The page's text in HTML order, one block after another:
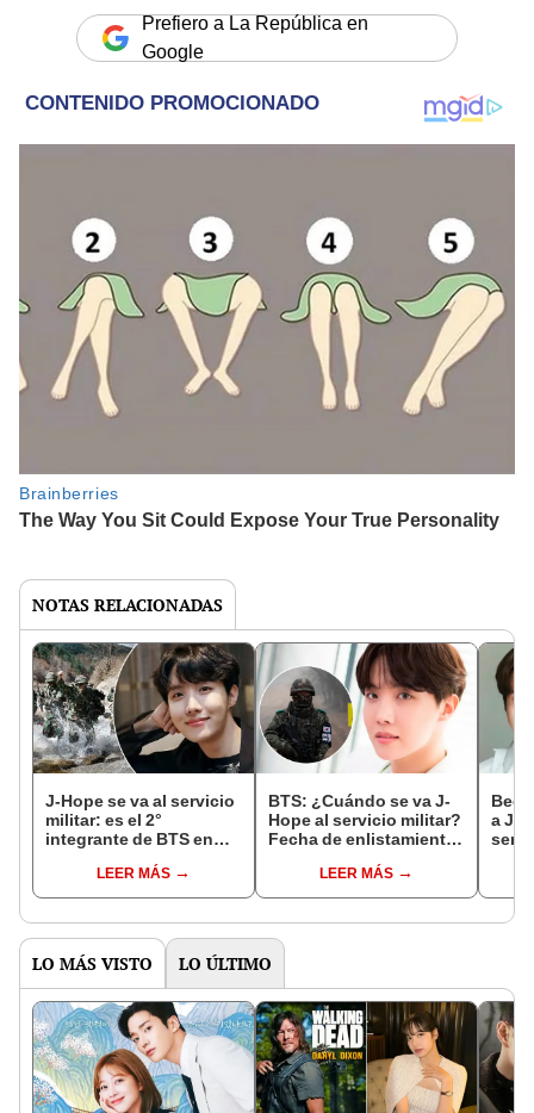
Prefiero a La República en
Google
NOTAS RELACIONADAS
J-Hope se va al servicio
militar: es el 2°
integrante de BTS en
Corea del Sur
LEER MÁS
BTS: ¿Cuándo se va J-
Hope al servicio militar?
Fecha de enlistamiento
LEER MÁS
a J-
LO MÁS VISTO LO ÚLTIMO